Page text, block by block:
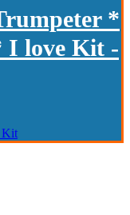
*
I love Kit -
Kit